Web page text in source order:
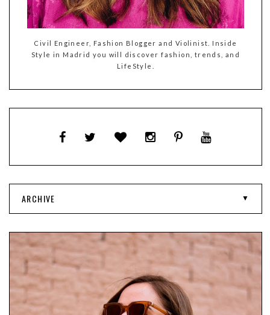
Civil Engineer, Fashion Blogger and Violinist. Inside
Style in Madrid you will discover fashion, trends, and
LifeStyle.
ARCHIVE